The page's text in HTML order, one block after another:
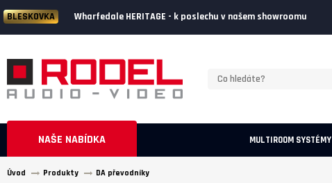
BLESKOVKA Wharfedale HERITAGE - k poslechu v našem showroomu
NAŠE NABÍDKA MULTIROOM SYSTÉMY
Úvod Produkty DA převodníky